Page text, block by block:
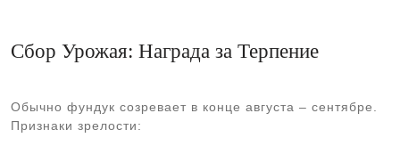
Сбор Урожая: Награда за Терпение
Обычно фундук созревает в конце августа – сентябре.
Признаки зрелости: